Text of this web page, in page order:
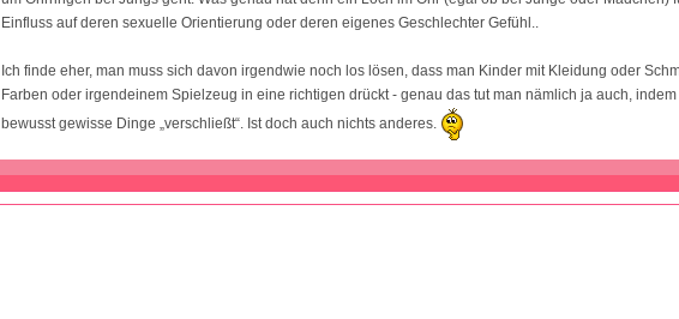
Einfluss auf deren sexuelle Orientierung oder deren eigenes Geschlechter Gefühl..
Ich finde eher, man muss sich davon irgendwie noch los lösen, dass man Kinder mit Kleidung oder
Farben oder irgendeinem Spielzeug in eine richtigen drückt - genau das tut man nämlich ja auch, indem
bewusst gewisse Dinge „verschließt“. Ist doch auch nichts anderes.